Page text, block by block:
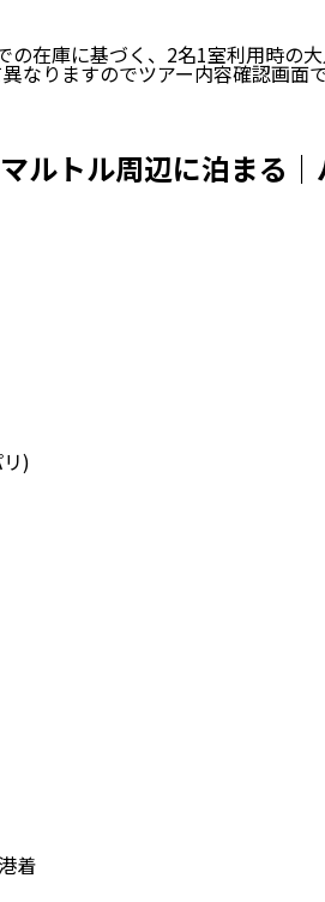
の在庫に基づく、 2名1室利用時の
なりますのでツアー内容確認画面
ルトル周辺に泊まる
)
着